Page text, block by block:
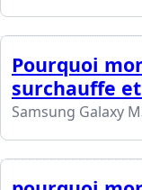
Pourquoi
surchauffe
Samsung Galaxy